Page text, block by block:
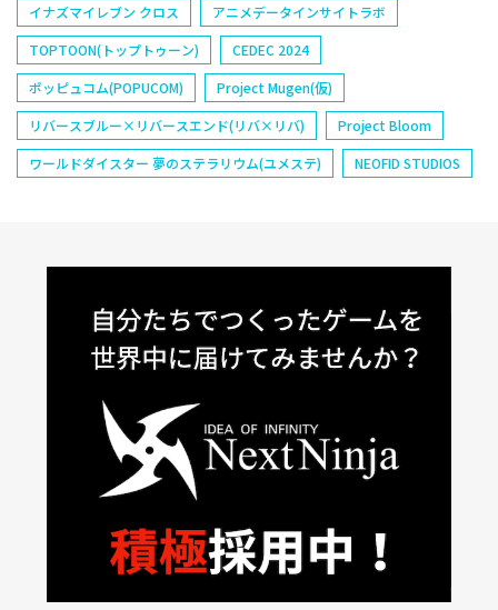
イナズマイレブン クロス
アニメデータインサイトラボ
TOPTOON(トップトゥーン)
CEDEC 2024
ポッピュコム(POPUCOM)
Project Mugen(仮)
リバースブルー×リバースエンド(リバ×リバ)
Project Bloom
ワールドダイスター 夢のステラリウム(ユメステ)
NEOFID STUDIOS